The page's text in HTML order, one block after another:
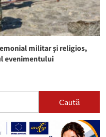
militar și religios,
evenimentului